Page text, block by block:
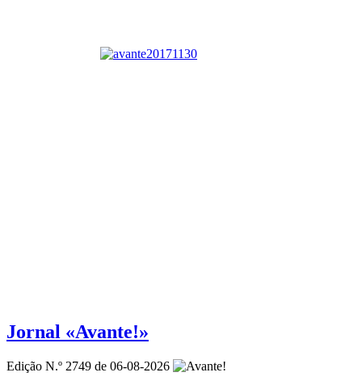
Jornal «Avante!»
Edição N.º 2749 de 06-08-2026